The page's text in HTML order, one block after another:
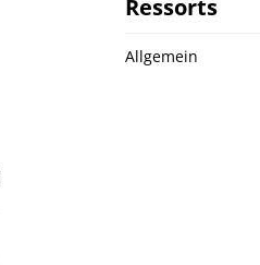
Ressorts
Allgemein